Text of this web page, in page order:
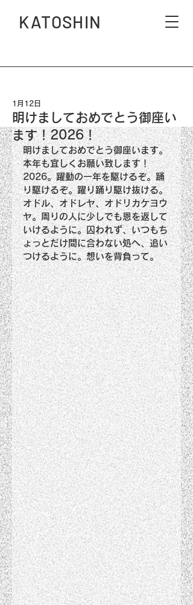
KATOSHIN
明けましておめでとう御座い
ます！2026！
1月12日
明けましておめでとう御座います。
本年も宜しくお願い致します！
2026。躍動の一年を駆けるぞ。踊
り駆けるぞ。躍り踊り駆け抜ける。
オドル、オドレヤ、オドリカケヨウ
ヤ。周りの人に少しでも恩を返して
いけるように。囚われず、いつもち
ょっとだけ間に合わない処へ、追い
つけるように。想いを背負って。